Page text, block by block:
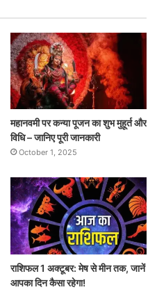
महानवमी पर कन्या पूजन का शुभ मुहूर्त और
विधि – जानिए पूरी जानकारी
October 1, 2025
राशिफल 1 अक्टूबर: मेष से मीन तक, जानें
आपका दिन कैसा रहेगा!